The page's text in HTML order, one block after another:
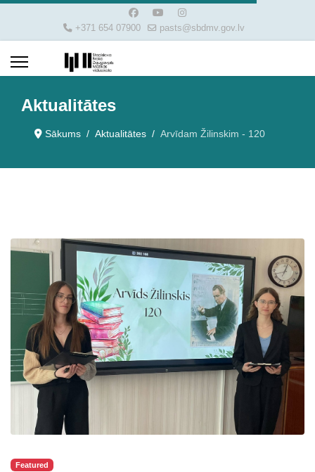
+371 654 07900 pasts@sbdmv.gov.lv
Aktualitātes
Sākums Aktualitātes Arvīdam Žilinskim - 120
Featured